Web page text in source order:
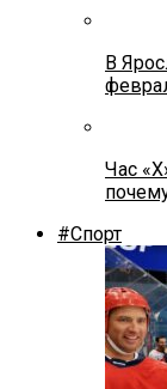
В
Час
#Спорт